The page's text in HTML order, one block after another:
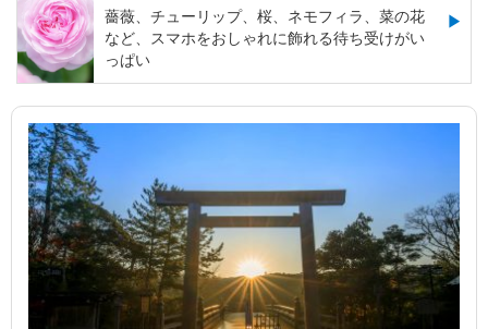
薔薇、チューリップ、桜、ネモフィラ、菜の花
など、スマホをおしゃれに飾れる待ち受けがい
っぱい